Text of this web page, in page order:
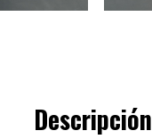
Descripción